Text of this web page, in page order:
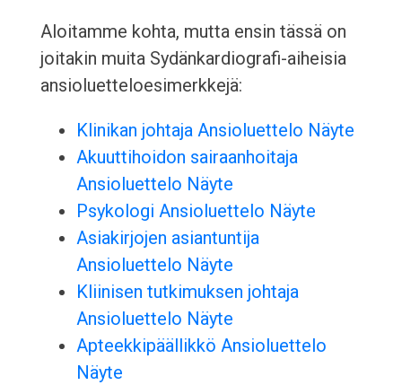
Aloitamme kohta, mutta ensin tässä on
joitakin muita Sydänkardiografi-aiheisia
ansioluetteloesimerkkejä:
Klinikan johtaja Ansioluettelo Näyte
Akuuttihoidon sairaanhoitaja
Ansioluettelo Näyte
Psykologi Ansioluettelo Näyte
Asiakirjojen asiantuntija
Ansioluettelo Näyte
Kliinisen tutkimuksen johtaja
Ansioluettelo Näyte
Apteekkipäällikkö Ansioluettelo
Näyte